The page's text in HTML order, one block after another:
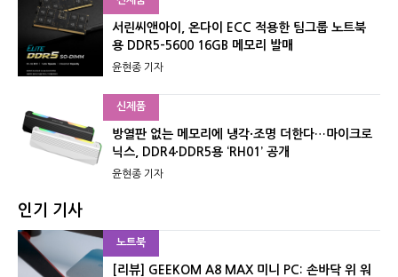
서린씨앤아이, 온다이 ECC 적용한 팀그룹 노트북
용 DDR5-5600 16GB 메모리 발매
윤현종 기자
신제품
방열판 없는 메모리에 냉각·조명 더한다…마이크로
닉스, DDR4·DDR5용 ‘RH01’ 공개
윤현종 기자
인기 기사
노트북
[리뷰] GEEKOM A8 MAX 미니 PC: 손바닥 위 워